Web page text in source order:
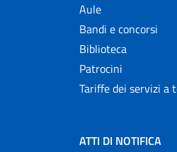
Aule
Bandi e concorsi
Biblioteca
Patrocini
Tariffe dei servizi a
ATTI DI NOTIFICA